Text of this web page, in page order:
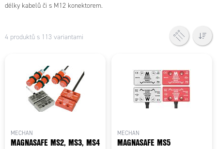
délky kabelů či s M12 konektorem.
4 produktů s 113 variantami
MECHAN
MAGNASAFE MS2, MS3, MS4
MECHAN
MAGNASAFE MS5